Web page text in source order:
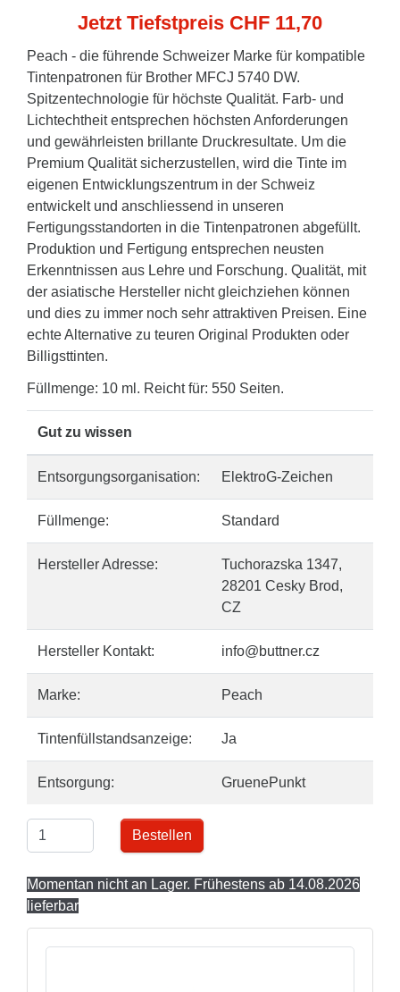
Jetzt Tiefstpreis CHF 11,70
Peach - die führende Schweizer Marke für kompatible
Tintenpatronen für Brother MFCJ 5740 DW.
Spitzentechnologie für höchste Qualität. Farb- und
Lichtechtheit entsprechen höchsten Anforderungen
und gewährleisten brillante Druckresultate. Um die
Premium Qualität sicherzustellen, wird die Tinte im
eigenen Entwicklungszentrum in der Schweiz
entwickelt und anschliessend in unseren
Fertigungsstandorten in die Tintenpatronen abgefüllt.
Produktion und Fertigung entsprechen neusten
Erkenntnissen aus Lehre und Forschung. Qualität, mit
der asiatische Hersteller nicht gleichziehen können
und dies zu immer noch sehr attraktiven Preisen. Eine
echte Alternative zu teuren Original Produkten oder
Billigsttinten.
Füllmenge: 10 ml. Reicht für: 550 Seiten.
Gut zu wissen
Entsorgungsorganisation: ElektroG-Zeichen
Füllmenge: Standard
Hersteller Adresse:
Tuchorazska 1347,
28201 Cesky Brod,
CZ
Hersteller Kontakt: info@buttner.cz
Marke: Peach
Tintenfüllstandsanzeige: Ja
Entsorgung: GruenePunkt
Bestellen
Momentan nicht an Lager. Frühestens ab 14.08.2026
lieferbar